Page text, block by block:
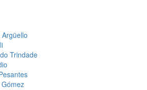
Trindade